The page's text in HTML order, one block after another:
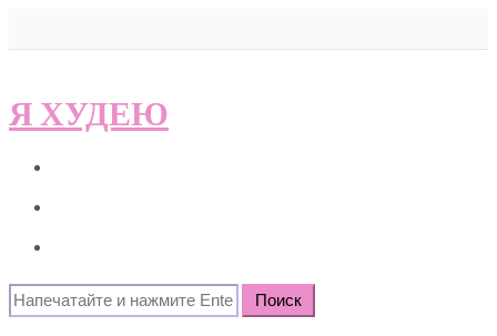
Я ХУДЕЮ
Search
for: